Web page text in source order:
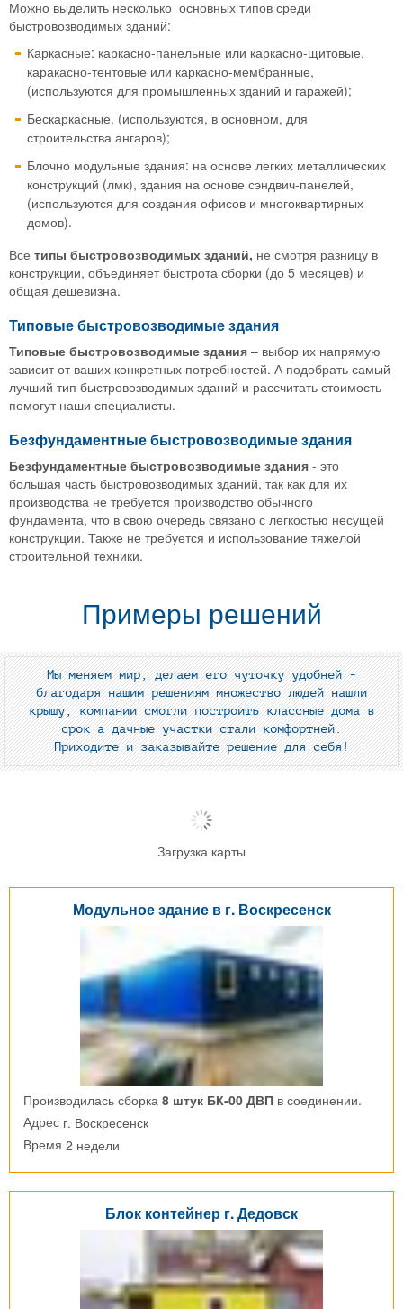
Можно выделить несколько основных типов среди
быстровозводимых зданий:
Каркасные: каркасно-панельные или каркасно-щитовые,
каракасно-тентовые или каркасно-мембранные,
(используются для промышленных зданий и гаражей);
Бескаркасные, (используются, в основном, для
строительства ангаров);
Блочно модульные здания: на основе легких металлических
конструкций (лмк), здания на основе сэндвич-панелей,
(используются для создания офисов и многоквартирных
домов).
Все типы быстровозводимых зданий, не смотря разницу в
конструкции, объединяет быстрота сборки (до 5 месяцев) и
общая дешевизна.
Типовые быстровозводимые здания
Типовые быстровозводимые здания – выбор их напрямую
зависит от ваших конкретных потребностей. А подобрать самый
лучший тип быстровозводимых зданий и рассчитать стоимость
помогут наши специалисты.
Безфундаментные быстровозводимые здания
Безфундаментные быстровозводимые здания - это
большая часть быстровозводимых зданий, так как для их
производства не требуется производство обычного
фундамента, что в свою очередь связано с легкостью несущей
конструкции. Также не требуется и использование тяжелой
строительной техники.
Примеры решений
Мы меняем мир, делаем его чуточку удобней -
благодаря нашим решениям множество людей нашли
крышу, компании смогли построить классные дома в
срок а дачные участки стали комфортней.
Приходите и заказывайте решение для себя!
Загрузка карты
Модульное здание в г. Воскресенск
Производилась сборка 8 штук БК-00 ДВП в соединении.
Адрес г. Воскресенск
Время 2 недели
Блок контейнер г. Дедовск